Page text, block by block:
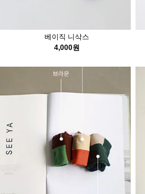
베이직 니삭스
4,000원